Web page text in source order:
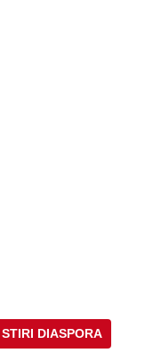
STIRI DIASPORA